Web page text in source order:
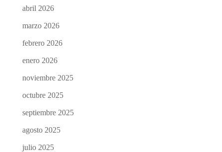
abril 2026
marzo 2026
febrero 2026
enero 2026
noviembre 2025
octubre 2025
septiembre 2025
agosto 2025
julio 2025